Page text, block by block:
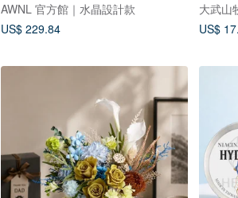
AWNL 官方館｜水晶設計款
US$ 229.84
大武山
US$